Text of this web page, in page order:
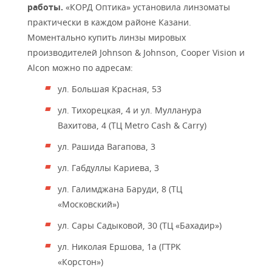
работы. «КОРД Оптика» установила линзоматы
практически в каждом районе Казани.
Моментально купить линзы мировых
производителей Johnson & Johnson, Cooper Vision и
Alcon можно по адресам:
ул. Большая Красная, 53
ул. Тихорецкая, 4 и ул. Мулланура
Вахитова, 4 (ТЦ Metro Cash & Carry)
ул. Рашида Вагапова, 3
ул. Габдуллы Кариева, 3
ул. Галимджана Баруди, 8 (ТЦ
«Московский»)
ул. Сары Садыковой, 30 (ТЦ «Бахадир»)
ул. Николая Ершова, 1а (ГТРК
«Корстон»)